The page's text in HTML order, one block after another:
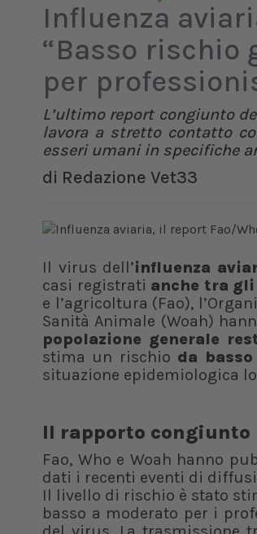
Influenza
“Basso rischio
per
L’ultimo report congiunto
lavora a stretto contatto
esseri umani in specifiche
di Redazione Vet33
Il virus dell’influenza
casi registrati anche tra
e l’agricoltura (Fao),
Sanità Animale (Woah)
popolazione generale
stima un rischio da
situazione epidemiologica
Il rapporto congiunto
Fao, Who e Woah hanno
dati i recenti eventi di
Il livello di rischio è stato
basso a moderato per i